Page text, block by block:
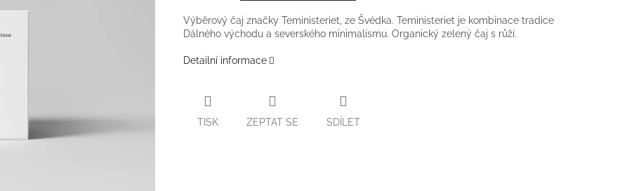
Výběrový čaj značky Teministeriet, ze Švédka. Teministeriet je kombinace tradice
Dálného východu a severského minimalismu. Organický zelený čaj s růží.
Detailní informace
TISK ZEPTAT SE SDÍLET